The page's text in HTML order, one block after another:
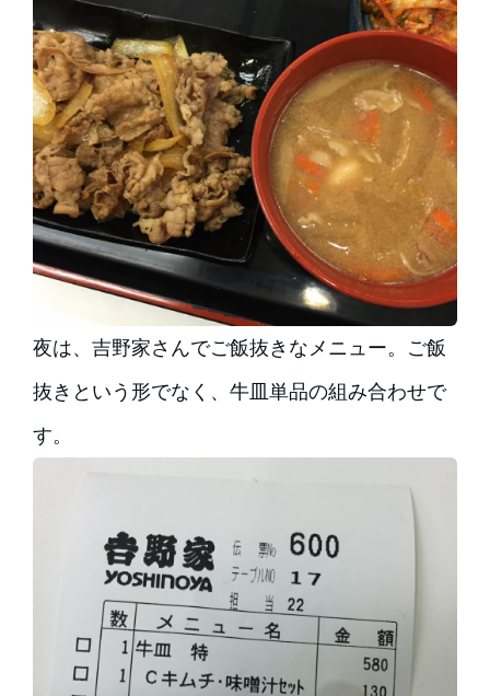
夜は、吉野家さんでご飯抜きなメニュー。ご飯
抜きという形でなく、牛皿単品の組み合わせで
す。